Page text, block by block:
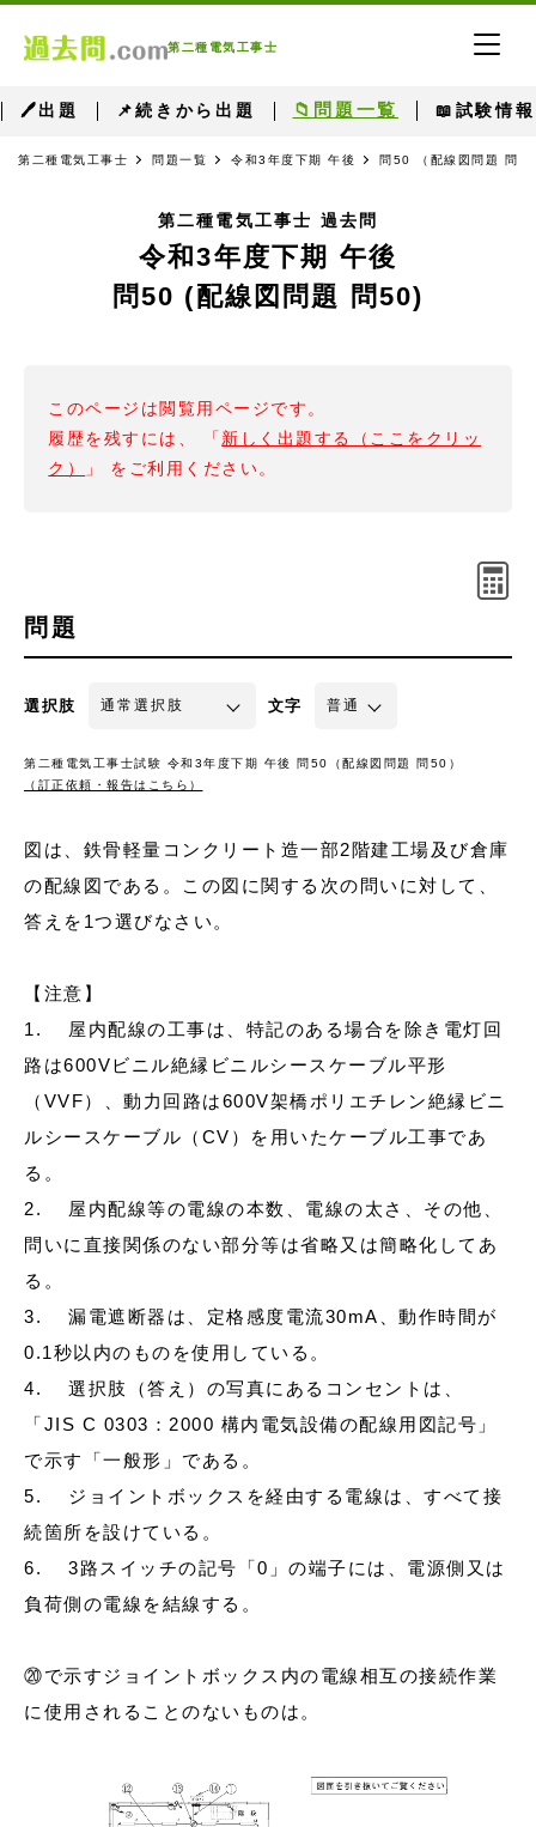
第二種電気工事士
🖊出題 📌続きから出題 📁問題一覧 📖試験情報
第二種電気工事士 問題一覧 令和3年度下期 午後 問50 （配線図問題 問
第二種電気工事士 過去問
令和3年度下期 午後
問50 (配線図問題 問50)
このページは閲覧用ページです。
履歴を残すには、 「 新しく出題する（ここをクリッ
ク）
」 をご利用ください。
問題
選択肢 文字
第二種電気工事士試験 令和3年度下期 午後 問50（配線図問題 問50）
（訂正依頼・報告はこちら）
図は、鉄骨軽量コンクリート造一部2階建工場及び倉庫
の配線図である。この図に関する次の問いに対して、
答えを1つ選びなさい。
【注意】
1. 屋内配線の工事は、特記のある場合を除き電灯回
路は600Vビニル絶縁ビニルシースケーブル平形
（VVF）、動力回路は600V架橋ポリエチレン絶縁ビニ
ルシースケーブル（CV）を用いたケーブル工事であ
る。
2. 屋内配線等の電線の本数、電線の太さ、その他、
問いに直接関係のない部分等は省略又は簡略化してあ
る。
3. 漏電遮断器は、定格感度電流30mA、動作時間が
0.1秒以内のものを使用している。
4. 選択肢（答え）の写真にあるコンセントは、
「JIS C 0303：2000 構内電気設備の配線用図記号」
で示す「一般形」である。
5. ジョイントボックスを経由する電線は、すべて接
続箇所を設けている。
6. 3路スイッチの記号「0」の端子には、電源側又は
負荷側の電線を結線する。
⑳で示すジョイントボックス内の電線相互の接続作業
に使用されることのないものは。